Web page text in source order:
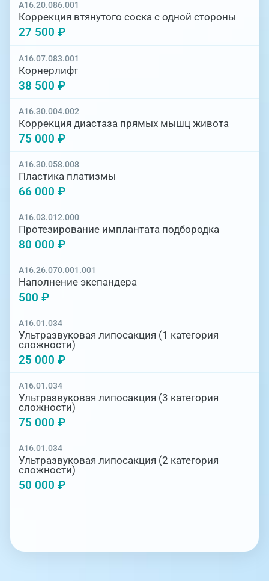
A16.20.086.001
Коррекция втянутого соска с одной стороны
27 500 ₽
A16.07.083.001
Корнерлифт
38 500 ₽
A16.30.004.002
Коррекция диастаза прямых мышц живота
75 000 ₽
A16.30.058.008
Пластика платизмы
66 000 ₽
A16.03.012.000
Протезирование имплантата подбородка
80 000 ₽
A16.26.070.001.001
Наполнение экспандера
500 ₽
A16.01.034
Ультразвуковая липосакция (1 категория
сложности)
25 000 ₽
A16.01.034
Ультразвуковая липосакция (3 категория
сложности)
75 000 ₽
A16.01.034
Ультразвуковая липосакция (2 категория
сложности)
50 000 ₽